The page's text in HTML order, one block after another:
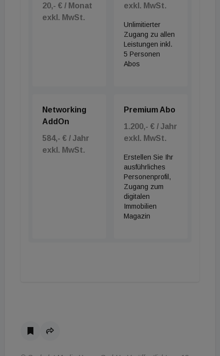
20,- € / Monat
exkl. MwSt.
exkl. MwSt.
Unlimitierter
Zugang zu allen
Leistungen inkl.
5 Personen
Abos
Networking
AddOn
584,- € / Jahr
exkl. MwSt.
Premium Abo
1.200,- € / Jahr
exkl. MwSt.
Erstellen Sie Ihr
ausführliches
Personenprofil,
Zugang zum
digitalen
Immobilien
Magazin